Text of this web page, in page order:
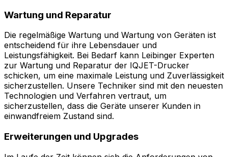
Wartung und Reparatur
Die regelmäßige Wartung und Wartung von Geräten ist
entscheidend für ihre Lebensdauer und
Leistungsfähigkeit. Bei Bedarf kann Leibinger Experten
zur Wartung und Reparatur der IQJET-Drucker
schicken, um eine maximale Leistung und Zuverlässigkeit
sicherzustellen. Unsere Techniker sind mit den neuesten
Technologien und Verfahren vertraut, um
sicherzustellen, dass die Geräte unserer Kunden in
einwandfreiem Zustand sind.
Erweiterungen und Upgrades